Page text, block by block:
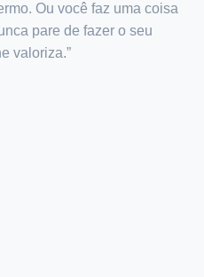
Ou você faz uma coisa
pare de fazer o seu
valoriza.”